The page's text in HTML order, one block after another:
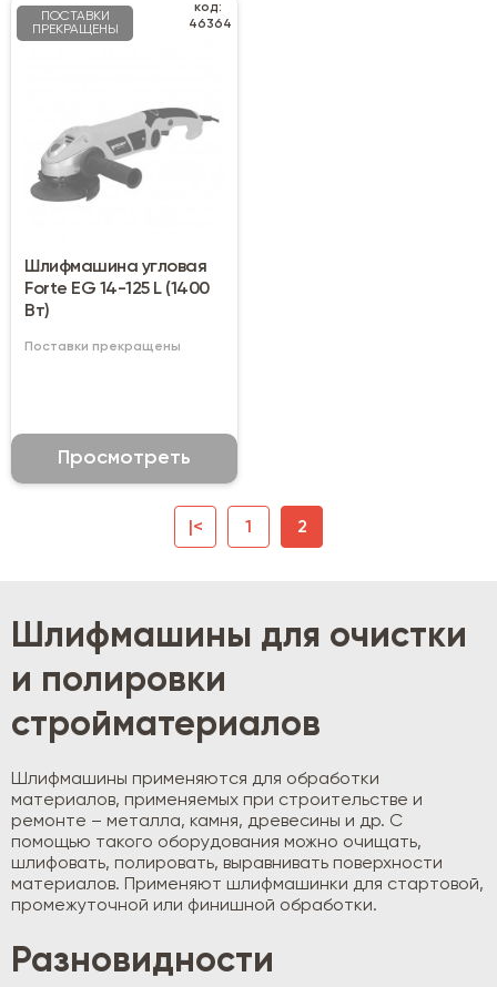
ПОСТАВКИ
ПРЕКРАЩЕНЫ
код:
46364
Шлифмашина угловая
Forte EG 14-125 L (1400
Вт)
Поставки прекращены
Просмотреть
|< 1 2
Шлифмашины для очистки
и полировки
стройматериалов
Шлифмашины применяются для обработки
материалов, применяемых при строительстве и
ремонте – металла, камня, древесины и др. С
помощью такого оборудования можно очищать,
шлифовать, полировать, выравнивать поверхности
материалов. Применяют шлифмашинки для стартовой,
промежуточной или финишной обработки.
Разновидности